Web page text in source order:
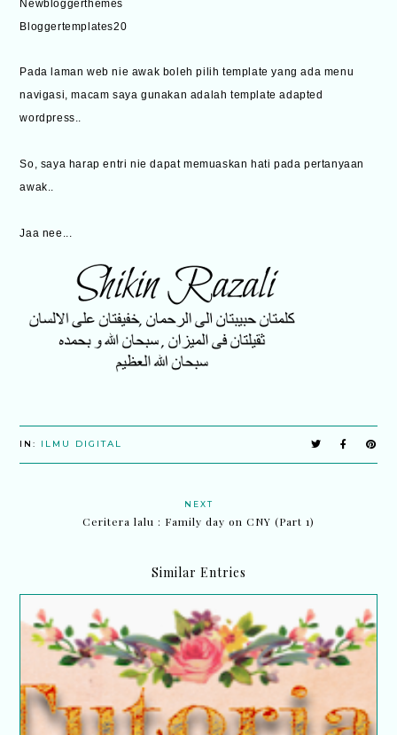
Newbloggerthemes
Bloggertemplates20
Pada laman web nie awak boleh pilih template yang ada menu
navigasi, macam saya gunakan adalah template adapted
wordpress..
So, saya harap entri nie dapat memuaskan hati pada pertanyaan
awak..
Jaa nee...
IN: ILMU DIGITAL
NEXT
Ceritera lalu : Family day on CNY (Part 1)
Similar Entries